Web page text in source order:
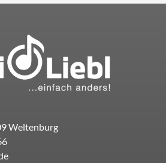
Weltenburg